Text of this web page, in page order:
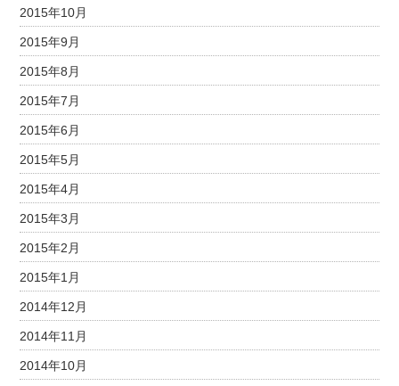
2015年10月
2015年9月
2015年8月
2015年7月
2015年6月
2015年5月
2015年4月
2015年3月
2015年2月
2015年1月
2014年12月
2014年11月
2014年10月